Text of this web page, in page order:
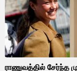
ராணுவத்தில் சேர்ந்த